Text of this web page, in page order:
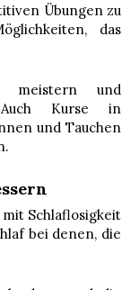
Übungen zu
das
meistern und
Auch Kurse in
und Tauchen
Schlaflosigkeit
bei denen, die